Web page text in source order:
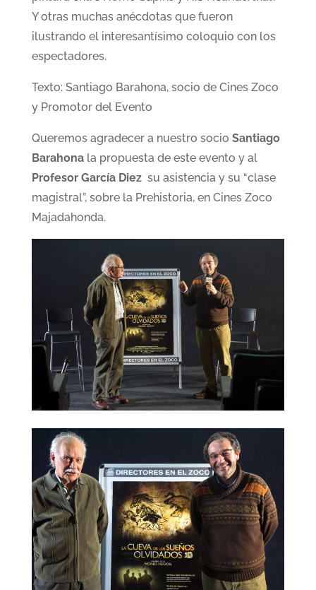
Y otras muchas anécdotas que fueron
ilustrando el interesantísimo coloquio con los
espectadores.
Texto: Santiago Barahona, socio de Cines Zoco
y Promotor del Evento
Queremos agradecer a nuestro socio Santiago
Barahonala propuesta de este evento y al
Profesor García Diezsu asistencia y su “clase
magistral”, sobre la Prehistoria, en Cines Zoco
Majadahonda.